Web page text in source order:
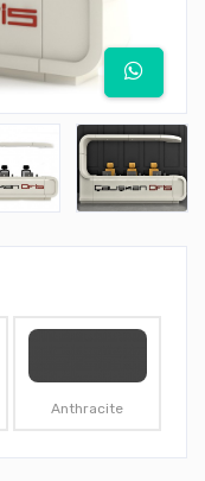
Anthracite